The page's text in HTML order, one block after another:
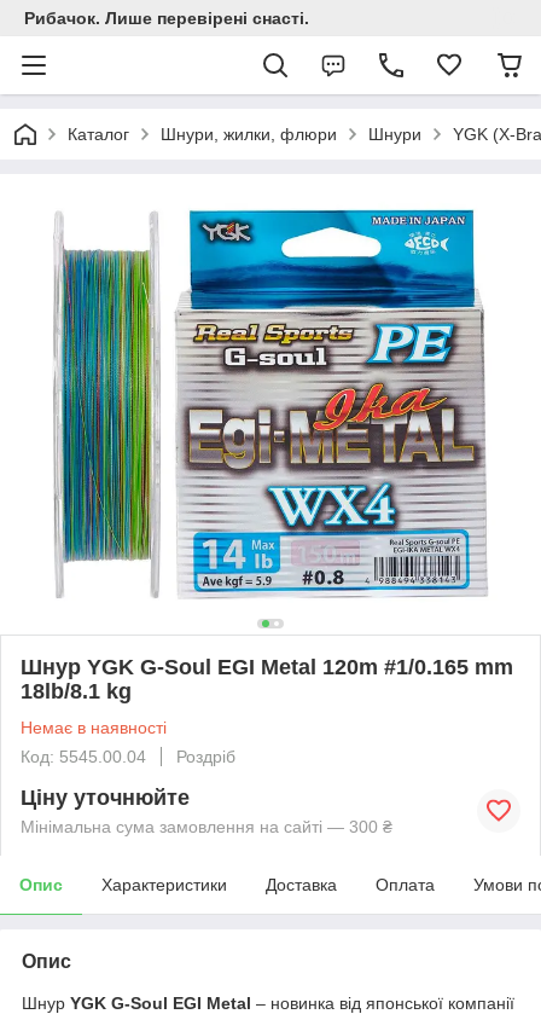
Рибачок. Лише перевірені снасті.
Каталог Шнури, жилки, флюри Шнури YGK (X-
Шнур YGK G-Soul EGI Metal 120m #1/0.165 mm
18lb/8.1 kg
Немає в наявності
Код: 5545.00.04
Роздріб
Ціну уточнюйте
Мінімальна сума замовлення на сайті — 300 ₴
Опис Характеристики Доставка Оплата Умови
Опис
Шнур YGK G-Soul EGI Metal – новинка від японської компанії